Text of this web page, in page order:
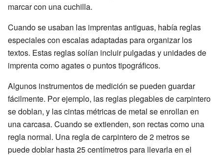
marcar con una cuchilla.
Cuando se usaban las imprentas antiguas, había reglas
especiales con escalas adaptadas para organizar los
textos. Estas reglas solían incluir pulgadas y unidades de
imprenta como agates o puntos tipográficos.
Algunos instrumentos de medición se pueden guardar
fácilmente. Por ejemplo, las reglas plegables de carpintero
se doblan, y las cintas métricas de metal se enrollan en
una carcasa. Cuando se extienden, son rectas como una
regla normal. Una regla de carpintero de 2 metros se
puede doblar hasta 25 centímetros para llevarla en el